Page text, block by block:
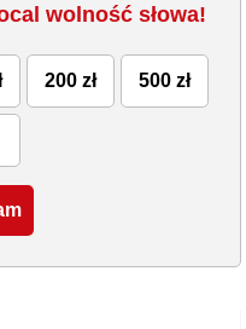
wolność słowa!
200 zł 500 zł